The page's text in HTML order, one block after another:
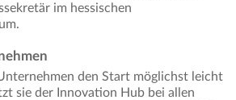
im hessischen
den Start möglichst leicht
sie der Innovation Hub bei allen